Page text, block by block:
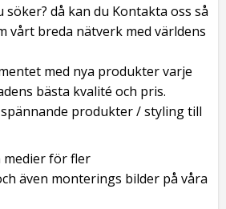
då kan du Kontakta oss så
vårt breda nätverk med världens
med nya produkter varje
bästa kvalité och pris.
produkter / styling till
medier för fler
även monterings bilder på våra